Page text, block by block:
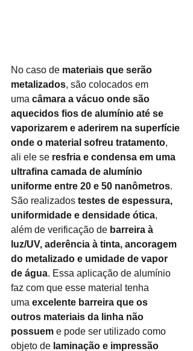
No caso de materiais que serão
metalizados, são colocados em
uma câmara a vácuo onde são
aquecidos fios de alumínio até se
vaporizarem e aderirem na superfície
onde o material sofreu tratamento,
ali ele se resfria e condensa em uma
ultrafina camada de alumínio
uniforme entre 20 e 50 nanômetros.
São realizados testes de espessura,
uniformidade e densidade ótica,
além de verificação de barreira à
luz/UV, aderência à tinta, ancoragem
do metalizado e umidade de vapor
de água. Essa aplicação de alumínio
faz com que esse material tenha
uma excelente barreira que os
outros materiais da linha não
possuem e pode ser utilizado como
objeto de laminação e impressão